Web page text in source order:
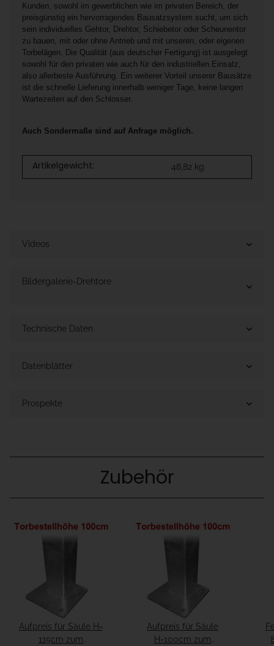
Kunden, sowohl im gewerblichen wie im privaten Bereich, der
preisgünstig ein hervorragendes Bausatzsystem sucht, um sich
sein individuelles Gehtor, Drehtor, Schiebetor oder Scheunentor
zu bauen, mit oder ohne Antrieb und mit unseren, oder eigenen
Torbelägen. Die Qualität (aus deutscher Fertigung) ist ausgelegt
sowohl für den privaten wie auch für den industriellen Einsatz,
also allerbeste Ausführung. Ein weiterer Vorteil unserer Bausätze
ist die schnelle Lieferung innerhalb weniger Tage, keine langen
Wartezeiten auf den Schlosser.
Auch Sondermaße sind auf Anfrage möglich.
Artikelgewicht: 48,82 kg
Videos
Bildergalerie-Drehtore
Technische Daten
Datenblätter
Prospekte
Zubehör
Aufpreis für Säule H=
115cm zum
Aufpreis für Säule
H=100cm zum